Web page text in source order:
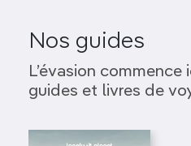
Nos guides
L’évasion
guides et livres de